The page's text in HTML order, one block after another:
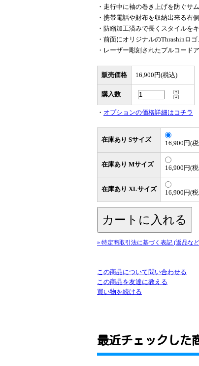
・走行中に袖の巻き上げを防ぐサ
・携帯電話や財布を収納出来る右
・防縮加工済みで長くスタイルを
・前面にオリジナルのThrashinロ
・レーザー彫刻されたプルコード
販売価格 16,900円(税込)
購入数
・ オプションの価格詳細はコチラ
在庫あり Sサイズ 16,900円(
在庫あり Mサイズ 16,900円(
在庫あり XLサイズ 16,900円(
» 特定商取引法に基づく表記 (返品な
この商品について問い合わせる
この商品を友達に教える
買い物を続ける
最近チェックした